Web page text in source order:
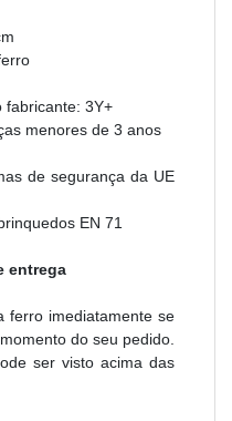
fabricante: 3Y+
menores de 3 anos
de segurança da UE
EN 71
entrega
ferro imediatamente se
do seu pedido.
ser visto acima das